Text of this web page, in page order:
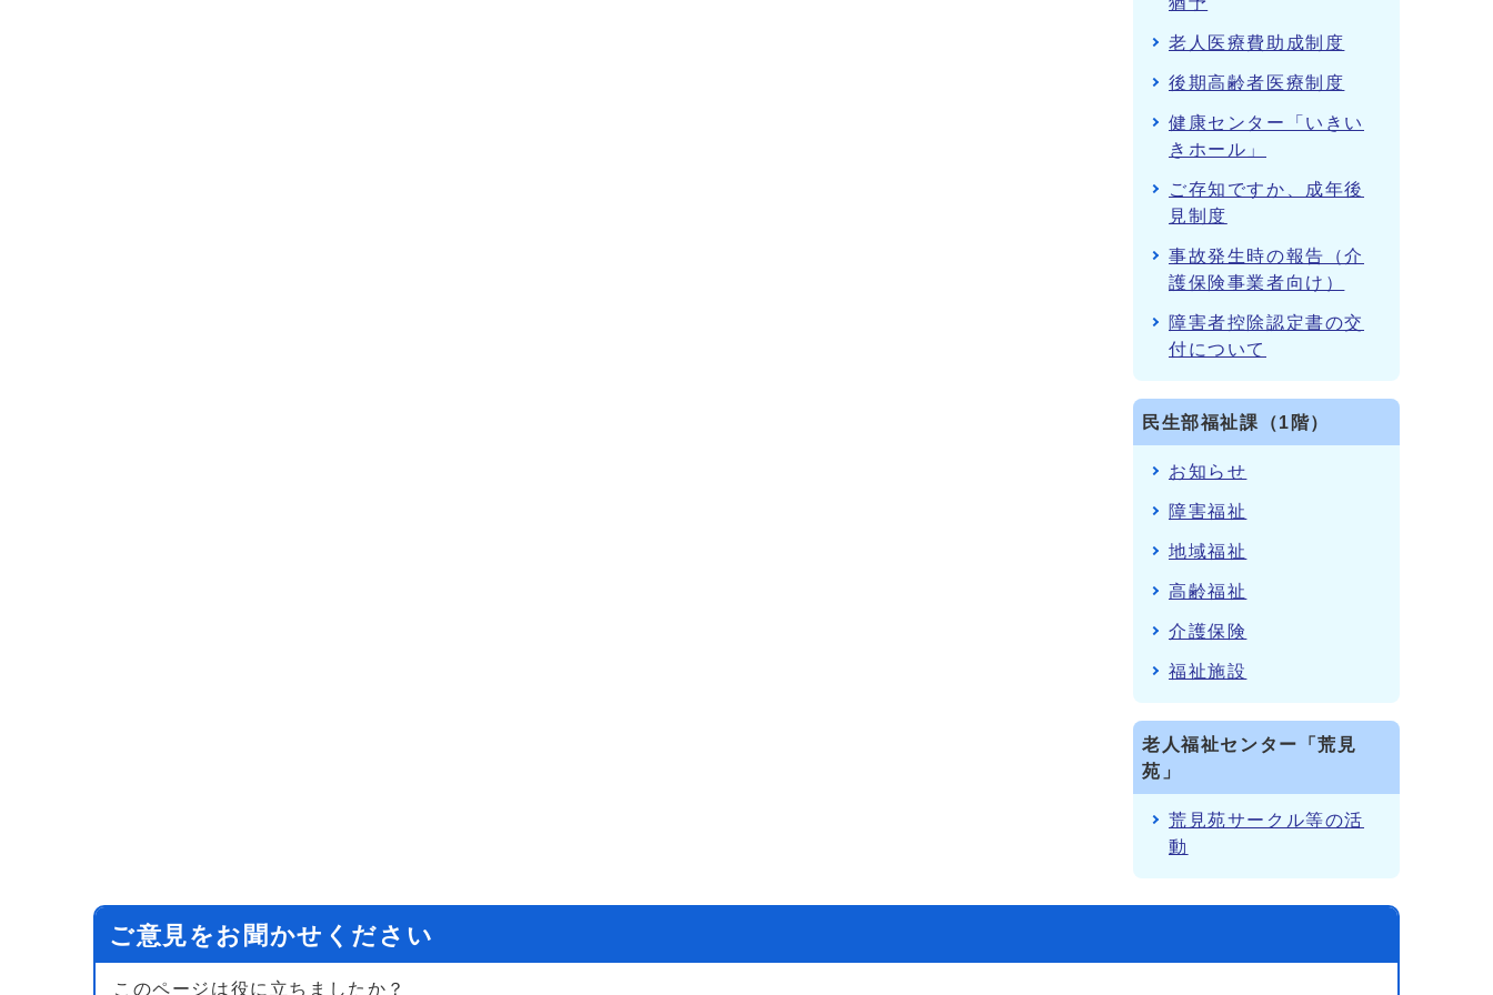
老人医療費助成制度
後期高齢者医療制度
健康センター「いきい
きホール」
ご存知ですか、成年後
見制度
事故発生時の報告（介
護保険事業者向け）
障害者控除認定書の交
付について
民生部福祉課（1階）
お知らせ
障害福祉
地域福祉
高齢福祉
介護保険
福祉施設
老人福祉センター「荒見
苑」
荒見苑サークル等の活
動
ご意見をお聞かせください
このページは役に立ちましたか？